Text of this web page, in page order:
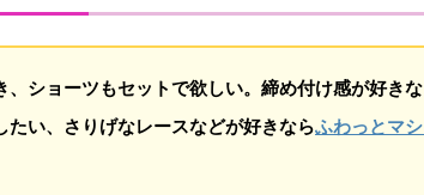
、ショーツもセットで欲しい。締め付け感が好き
たい、さりげなレースなどが好きならふわっとマ